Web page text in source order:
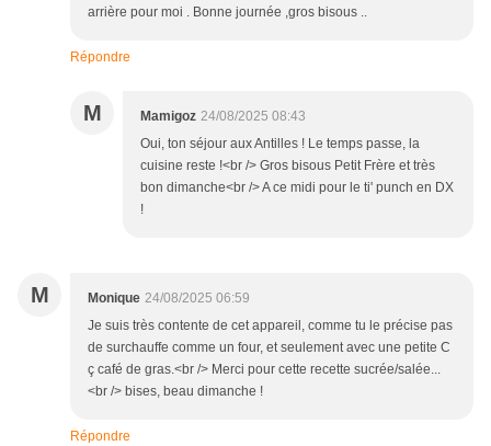
arrière pour moi . Bonne journée ,gros bisous ..
Répondre
M Mamigoz 24/08/2025 08:43
Oui, ton séjour aux Antilles ! Le temps passe, la
cuisine reste !<br /> Gros bisous Petit Frère et très
bon dimanche<br /> A ce midi pour le ti' punch en DX
!
M Monique 24/08/2025 06:59
Je suis très contente de cet appareil, comme tu le précise pas
de surchauffe comme un four, et seulement avec une petite C
ç café de gras.<br /> Merci pour cette recette sucrée/salée...
<br /> bises, beau dimanche !
Répondre